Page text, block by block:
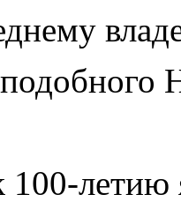
100-летию